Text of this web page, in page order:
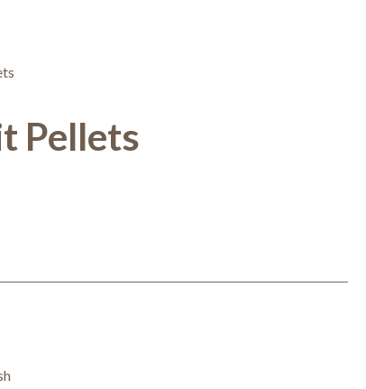
Pellets